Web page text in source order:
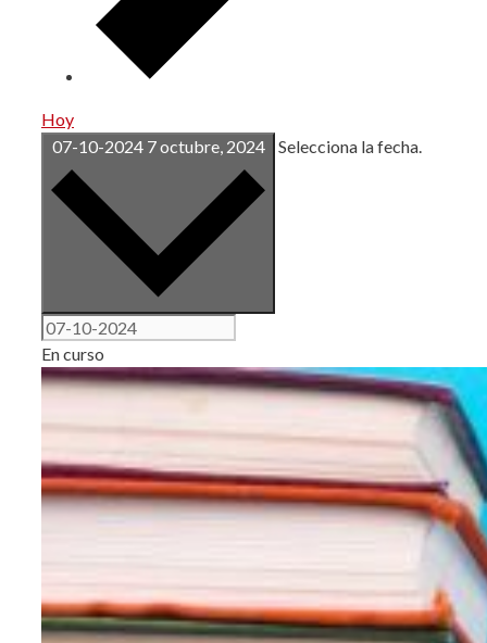
Hoy
07-10-2024 7 octubre, 2024 Selecciona la fecha.
En curso